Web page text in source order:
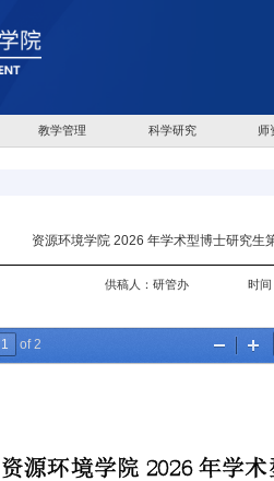
教学管理 科学研究 师
资源环境学院 2026 年学术型博士研究生
供稿人：研管办 时间